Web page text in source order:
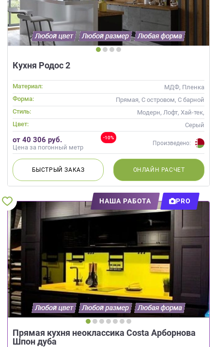
Кухня Родос 2
Материал:
МДФ, Пленка
Форма:
Прямая, С островом, С барной
стойкой
Стиль:
Модерн, Лофт, Хай-тек,
Современные
Цвет: Серый
-10%
от 40 306 руб.
Цена за погонный метр
Произведено:
БЫСТРЫЙЗАКАЗ ОНЛАЙН РАСЧЕТ
НАША РАБОТА PRO
Прямая кухня неоклассика Costa Арборнова
Шпон дуба